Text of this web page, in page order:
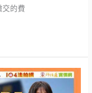
交的費